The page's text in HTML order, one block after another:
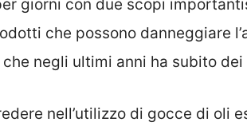
giorni con due scopi
che possono danneggiare
che negli ultimi anni ha subito
nell’utilizzo di gocce di oli